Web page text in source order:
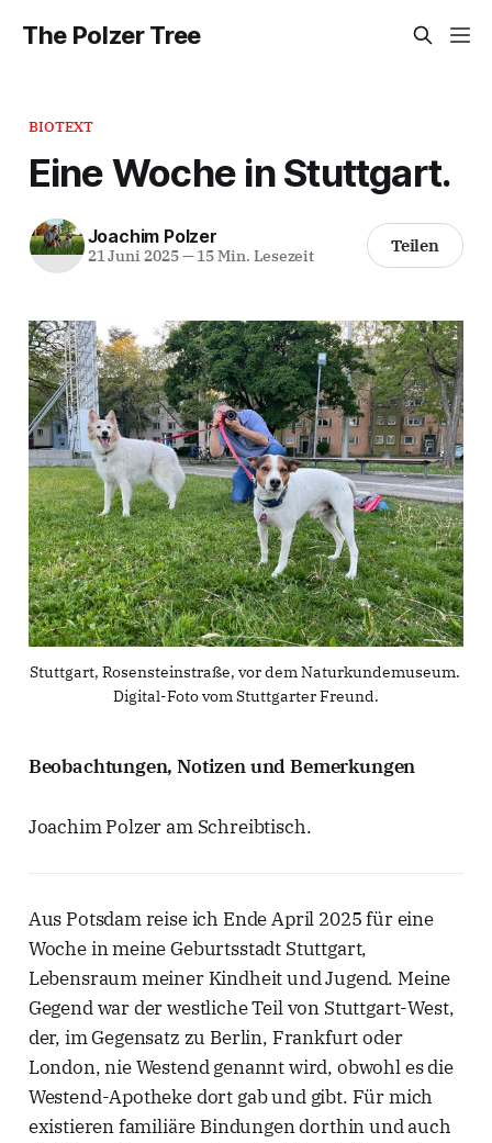
The Polzer Tree
BIOTEXT
Eine Woche in Stuttgart.
Joachim Polzer
21 Juni 2025—15 Min. Lesezeit Teilen
Stuttgart, Rosensteinstraße, vor dem Naturkundemuseum.
Digital-Foto vom Stuttgarter Freund.
Beobachtungen, Notizen und Bemerkungen
Joachim Polzer am Schreibtisch.
Aus Potsdam reise ich Ende April 2025 für eine
Woche in meine Geburtsstadt Stuttgart,
Lebensraum meiner Kindheit und Jugend. Meine
Gegend war der westliche Teil von Stuttgart-West,
der, im Gegensatz zu Berlin, Frankfurt oder
London, nie Westend genannt wird, obwohl es die
Westend-Apotheke dort gab und gibt. Für mich
existieren familiäre Bindungen dorthin und auch